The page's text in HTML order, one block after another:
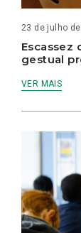
23 de julho
Escassez
gestual
VER MAIS